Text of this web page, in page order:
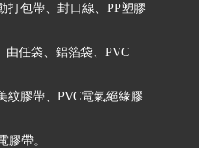
打包帶、封口線、PP塑膠
由任袋、鋁箔袋、PVC
紋膠帶、PVC電氣絕緣膠
膠帶。